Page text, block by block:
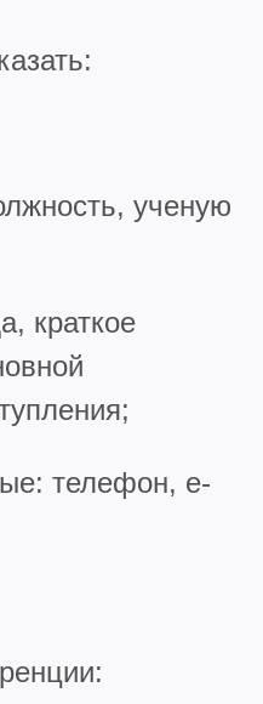
ученую
краткое
телефон, e-